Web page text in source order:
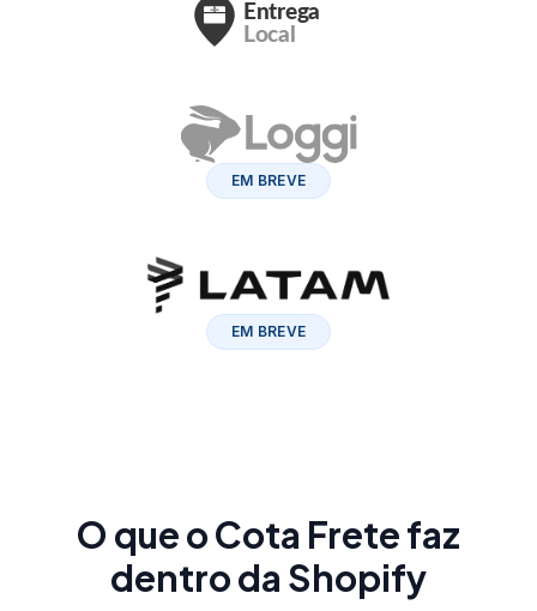
EM BREVE
EM BREVE
O que o Cota Frete faz
dentro da Shopify